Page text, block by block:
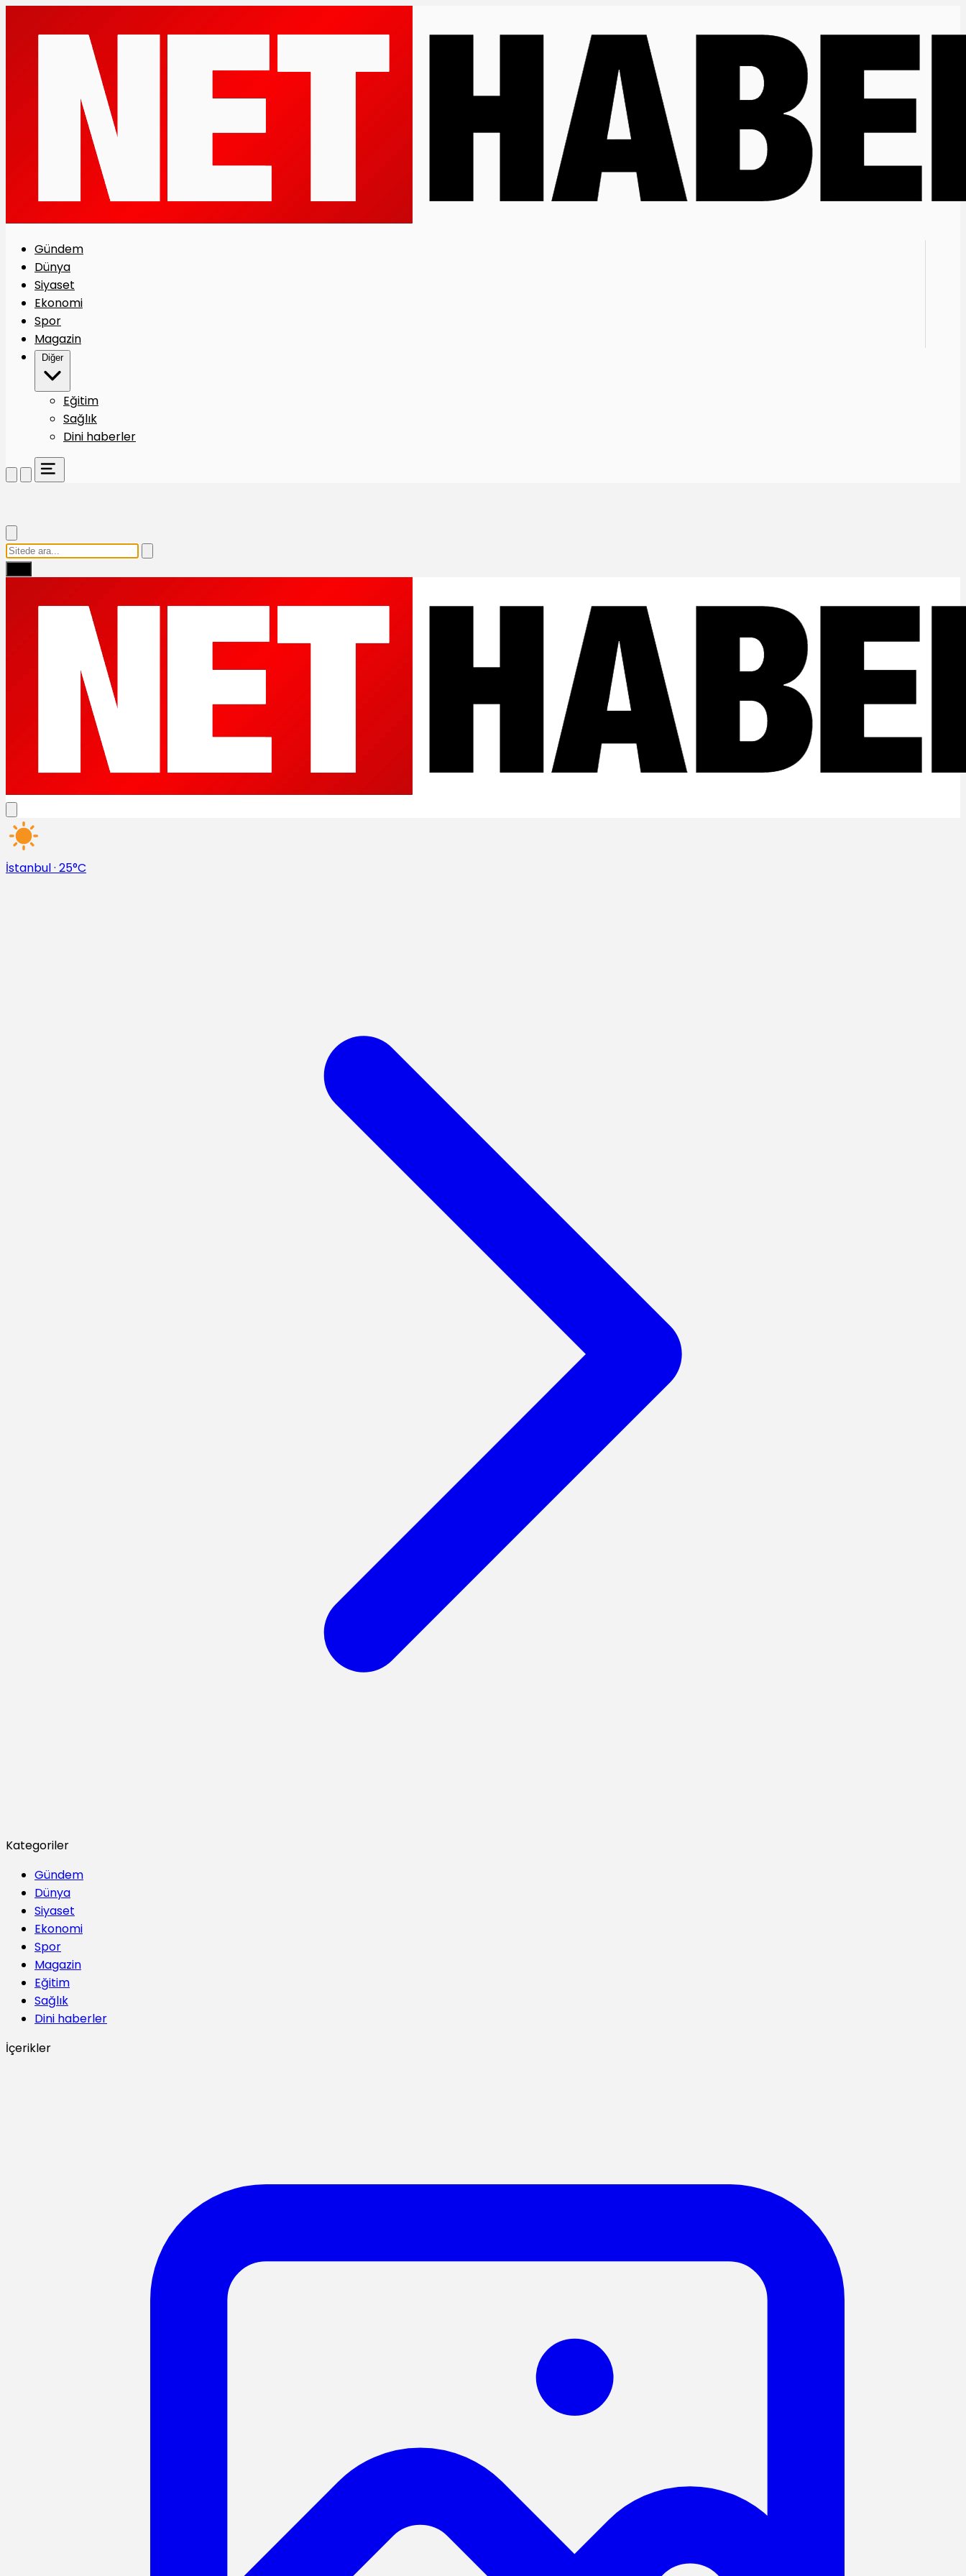
Gündem
Dünya
Siyaset
Ekonomi
Spor
Magazin
Diğer
Eğitim
Sağlık
Dini haberler
İstanbul· 25°C
Kategoriler
Gündem
Dünya
Siyaset
Ekonomi
Spor
Magazin
Eğitim
Sağlık
Dini haberler
İçerikler